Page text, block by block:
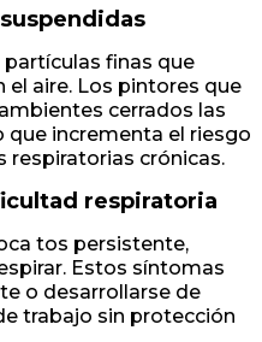
partículas finas que
el aire. Los pintores que
cerrados las
que incrementa el riesgo
respiratorias crónicas.
respiratoria
tos persistente,
Estos síntomas
o desarrollarse de
trabajo sin protección